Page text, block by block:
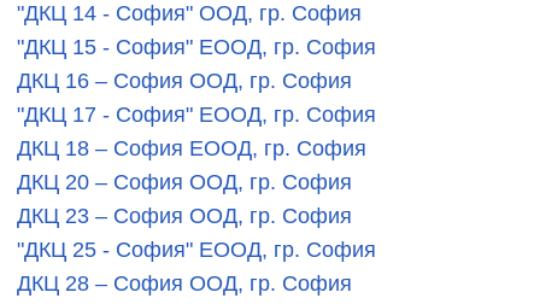
"ДКЦ 14 - София" ООД, гр. София
"ДКЦ 15 - София" ЕООД, гр. София
ДКЦ 16 – София ООД, гр. София
"ДКЦ 17 - София" ЕООД, гр. София
ДКЦ 18 – София ЕООД, гр. София
ДКЦ 20 – София ООД, гр. София
ДКЦ 23 – София ООД, гр. София
"ДКЦ 25 - София" ЕООД, гр. София
ДКЦ 28 – София ООД, гр. София